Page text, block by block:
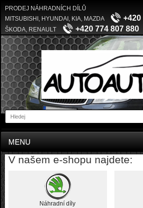
PRODEJ NÁHRADNÍCH DÍLŮ
MITSUBISHI, HYUNDAI, KIA, MAZDA
+420
ŠKODA, RENAULT +420 774 807 880
MENU
V našem e-shopu najdete:
Náhradní díly